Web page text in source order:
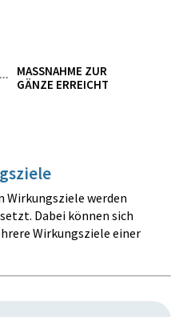
MASSNAHME ZUR
GÄNZE ERREICHT
Wirkungsziele werden
Dabei können sich
Wirkungsziele einer